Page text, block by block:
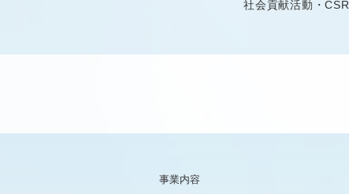
社会貢献活動・CSR
事業内容